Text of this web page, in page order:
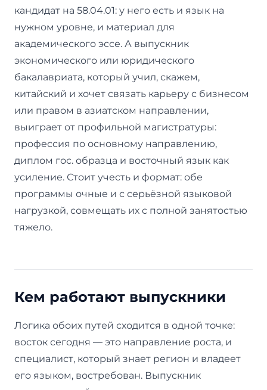
кандидат на 58.04.01: у него есть и язык на
нужном уровне, и материал для
академического эссе. А выпускник
экономического или юридического
бакалавриата, который учил, скажем,
китайский и хочет связать карьеру с бизнесом
или правом в азиатском направлении,
выиграет от профильной магистратуры:
профессия по основному направлению,
диплом гос. образца и восточный язык как
усиление. Стоит учесть и формат: обе
программы очные и с серьёзной языковой
нагрузкой, совмещать их с полной занятостью
тяжело.
Кем работают выпускники
Логика обоих путей сходится в одной точке:
восток сегодня — это направление роста, и
специалист, который знает регион и владеет
его языком, востребован. Выпускник